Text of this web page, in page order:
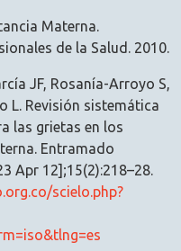
Materna.
de la Salud. 2010.
JF, Rosanía-Arroyo S,
L. Revisión sistemática
las grietas en los
Entramado
Apr 12];15(2):218–28.
scielo.php?